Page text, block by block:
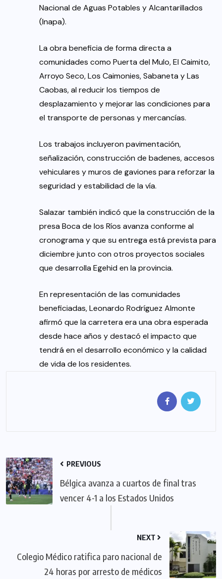
Nacional de Aguas Potables y Alcantarillados
(Inapa).
La obra beneficia de forma directa a
comunidades como Puerta del Mulo, El Caimito,
Arroyo Seco, Los Caimonies, Sabaneta y Las
Caobas, al reducir los tiempos de
desplazamiento y mejorar las condiciones para
el transporte de personas y mercancías.
Los trabajos incluyeron pavimentación,
señalización, construcción de badenes, accesos
vehiculares y muros de gaviones para reforzar la
seguridad y estabilidad de la vía.
Salazar también indicó que la construcción de la
presa Boca de los Ríos avanza conforme al
cronograma y que su entrega está prevista para
diciembre junto con otros proyectos sociales
que desarrolla Egehid en la provincia.
En representación de las comunidades
beneficiadas, Leonardo Rodríguez Almonte
afirmó que la carretera era una obra esperada
desde hace años y destacó el impacto que
tendrá en el desarrollo económico y la calidad
de vida de los residentes.
PREVIOUS
Bélgica avanza a cuartos de final tras
vencer 4-1 a los Estados Unidos
NEXT
Colegio Médico ratifica paro nacional de
24 horas por arresto de médicos